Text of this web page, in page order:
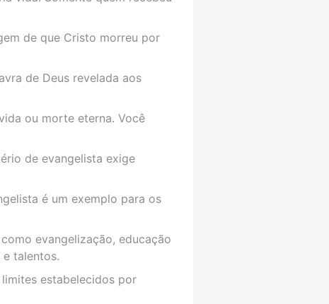
de que Cristo morreu por
de Deus revelada aos
ou morte eterna. Você
de evangelista exige
é um exemplo para os
evangelização, educação
talentos.
estabelecidos por